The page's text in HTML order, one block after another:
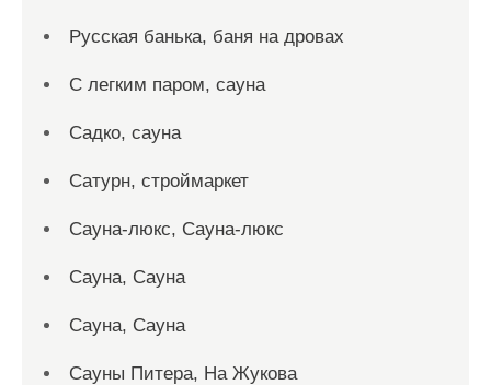
Русская банька, баня на дровах
С легким паром, сауна
Садко, сауна
Сатурн, строймаркет
Сауна-люкс, Сауна-люкс
Сауна, Сауна
Сауна, Сауна
Сауны Питера, На Жукова